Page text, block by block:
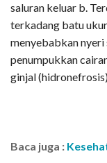
saluran keluar b.
terkadang batu
menyebabkan
penumpukkan
ginjal
Baca juga :